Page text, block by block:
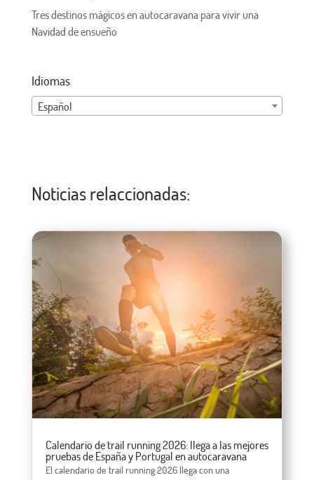
Tres destinos mágicos en autocaravana para vivir una
Navidad de ensueño
Idiomas
Español
Noticias relaccionadas:
Calendario de trail running 2026: llega a las mejores
pruebas de España y Portugal en autocaravana
El calendario de trail running 2026 llega con una